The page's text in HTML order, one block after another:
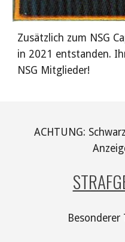
Zusätzlich zum NSG
in 2021 entstanden.
NSG Mitglieder!
ACHTUNG:
Besonderer